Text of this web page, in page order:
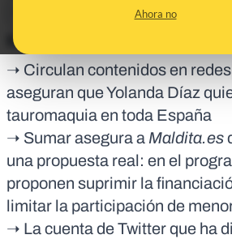
Ahora no
En corto:
➝ Circulan contenidos en
aseguran que Yolanda Díaz
tauromaquia en toda España
➝ Sumar asegura a Maldita.es
una propuesta real: en el
proponen suprimir la
limitar la participación de
➝ La cuenta de Twitter que ha